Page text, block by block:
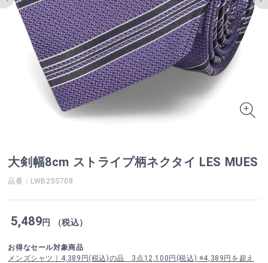
大剣幅8cm ストライプ柄ネクタイ LES MUES
品番：LWB25S708
5,489円 （税込）
お得なセール対象商品
メンズシャツ｜4,389円(税込)の品 3点12,100円(税込) ※4,389円を超え